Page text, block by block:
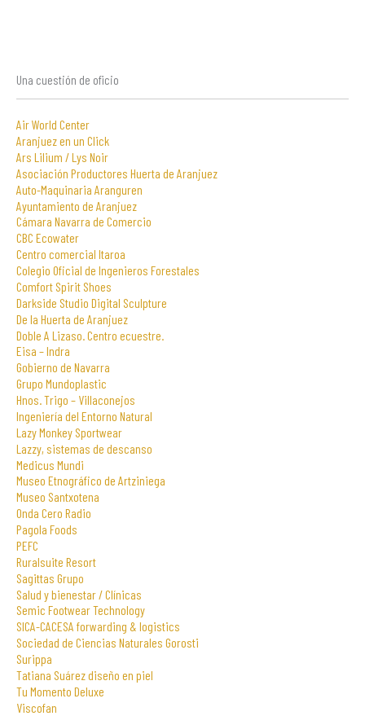
Una cuestión de oficio
Air World Center
Aranjuez en un Click
Ars Lilium / Lys Noir
Asociación Productores Huerta de Aranjuez
Auto-Maquinaria Aranguren
Ayuntamiento de Aranjuez
Cámara Navarra de Comercio
CBC Ecowater
Centro comercial Itaroa
Colegio Oficial de Ingenieros Forestales
Comfort Spirit Shoes
Darkside Studio Digital Sculpture
De la Huerta de Aranjuez
Doble A Lizaso. Centro ecuestre.
Eisa – Indra
Gobierno de Navarra
Grupo Mundoplastic
Hnos. Trigo – Villaconejos
Ingeniería del Entorno Natural
Lazy Monkey Sportwear
Lazzy, sistemas de descanso
Medicus Mundi
Museo Etnográfico de Artziniega
Museo Santxotena
Onda Cero Radio
Pagola Foods
PEFC
Ruralsuite Resort
Sagittas Grupo
Salud y bienestar / Clínicas
Semic Footwear Technology
SICA-CACESA forwarding & logistics
Sociedad de Ciencias Naturales Gorosti
Surippa
Tatiana Suárez diseño en piel
Tu Momento Deluxe
Viscofan